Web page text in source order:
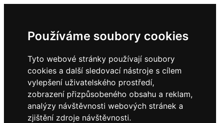
Používáme soubory cookies
Tyto webové stránky používají soubory
cookies a další sledovací nástroje s cílem
vylepšení uživatelského prostředí,
zobrazení přizpůsobeného obsahu a reklam,
analýzy návštěvnosti webových stránek a
zjištění zdroje návštěvnosti.